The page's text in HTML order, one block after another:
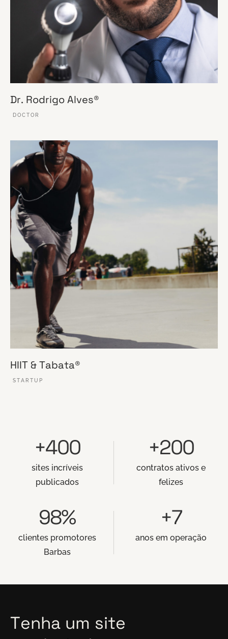
Dr. Rodrigo Alves®
DOCTOR
HIIT & Tabata®
STARTUP
+400
sites incríveis
publicados
+200
contratos ativos e
felizes
98%
clientes promotores
Barbas
+7
anos em operação
Tenha um site